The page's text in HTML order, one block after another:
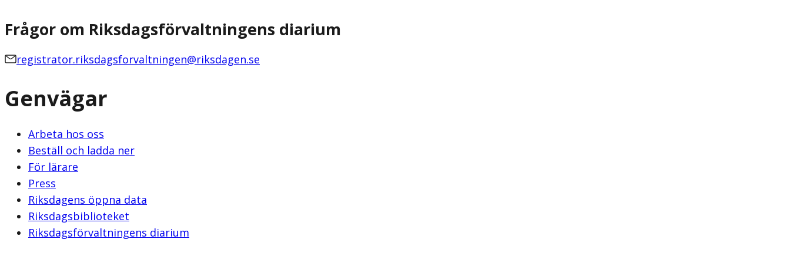
Frågor om Riksdagsförvaltningens diarium
registrator.riksdagsforvaltningen@riksdagen.se
Genvägar
Arbeta hos oss
Beställ och ladda ner
För lärare
Press
Riksdagens öppna data
Riksdagsbiblioteket
Riksdagsförvaltningens diarium